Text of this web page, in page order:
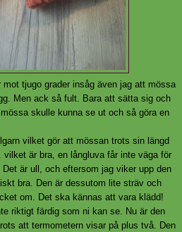
mot tjugo grader insåg även jag att mössa
Men ack så fult. Bara att sätta sig och
skulle kunna se ut och så göra en
vilket gör att mössan trots sin längd
är bra, en långluva får inte väga för
är ull, och eftersom jag viker upp den
bra. Den är dessutom lite sträv och
om. Det ska kännas att vara klädd!
riktigt färdig som ni kan se. Nu är den
att termometern visar på plus två. Den